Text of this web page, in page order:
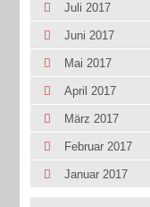
Juli 2017
Juni 2017
Mai 2017
April 2017
März 2017
Februar 2017
Januar 2017